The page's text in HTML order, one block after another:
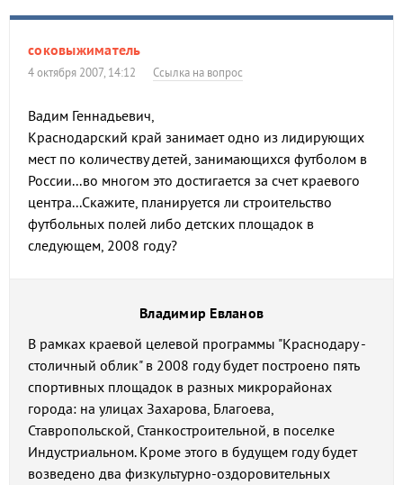
соковыжиматель
4 октября 2007, 14:12 Ссылка на вопрос
Вадим Геннадьевич,
Краснодарский край занимает одно из лидирующих
мест по количеству детей, занимающихся футболом в
России...во многом это достигается за счет краевого
центра...Скажите, планируется ли строительство
футбольных полей либо детских площадок в
следующем, 2008 году?
Владимир Евланов
В рамках краевой целевой программы "Краснодару -
столичный облик" в 2008 году будет построено пять
спортивных площадок в разных микрорайонах
города: на улицах Захарова, Благоева,
Ставропольской, Станкостроительной, в поселке
Индустриальном. Кроме этого в будущем году будет
возведено два физкультурно-оздоровительных